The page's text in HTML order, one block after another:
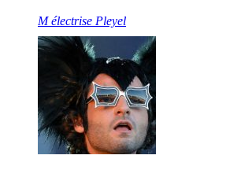
M électrise Pleyel